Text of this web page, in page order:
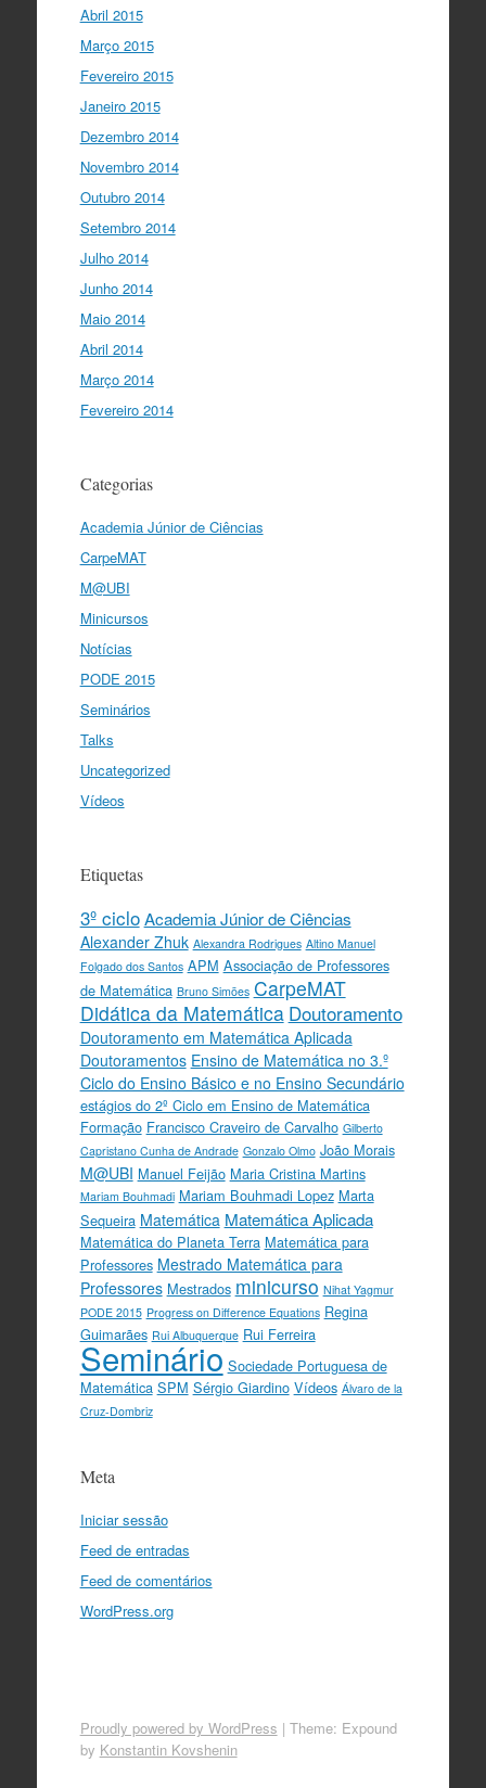
Abril 2015
Março 2015
Fevereiro 2015
Janeiro 2015
Dezembro 2014
Novembro 2014
Outubro 2014
Setembro 2014
Julho 2014
Junho 2014
Maio 2014
Abril 2014
Março 2014
Fevereiro 2014
Categorias
Academia Júnior de Ciências
CarpeMAT
M@UBI
Minicursos
Notícias
PODE 2015
Seminários
Talks
Uncategorized
Vídeos
Etiquetas
3º ciclo Academia Júnior de Ciências
Alexander Zhuk Alexandra Rodrigues Altino Manuel
Folgado dos Santos APM Associação de Professores
de Matemática Bruno Simões CarpeMAT
Didática da Matemática Doutoramento
Doutoramento em Matemática Aplicada
Doutoramentos Ensino de Matemática no 3.º
Ciclo do Ensino Básico e no Ensino Secundário
estágios do 2º Ciclo em Ensino de Matemática
Formação Francisco Craveiro de Carvalho Gilberto
Capristano Cunha de Andrade Gonzalo Olmo João Morais
M@UBI Manuel Feijão Maria Cristina Martins
Mariam Bouhmadi Mariam Bouhmadi Lopez Marta
Sequeira Matemática Matemática Aplicada
Matemática do Planeta Terra Matemática para
Professores Mestrado Matemática para
Professores Mestrados minicurso Nihat Yagmur
PODE 2015 Progress on Difference Equations Regina
Guimarães Rui Albuquerque Rui Ferreira
Seminário Sociedade Portuguesa de
Matemática SPM Sérgio Giardino Vídeos Álvaro de la
Cruz-Dombriz
Meta
Iniciar sessão
Feed de entradas
Feed de comentários
WordPress.org
Proudly powered by WordPress | Theme: Expound
by Konstantin Kovshenin